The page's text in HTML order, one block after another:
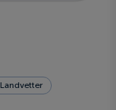
Landvetter